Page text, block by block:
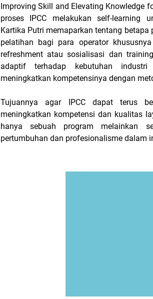
Improving Skill and Elevating Knowledge
proses IPCC melakukan self-learning
Kartika Putri memaparkan tentang
pelatihan bagi para operator
refreshment atau sosialisasi dan
adaptif terhadap kebutuhan
meningkatkan kompetensinya dengan
Tujuannya agar IPCC dapat terus
meningkatkan kompetensi dan kualitas
hanya sebuah program melainkan
pertumbuhan dan profesionalisme dalam